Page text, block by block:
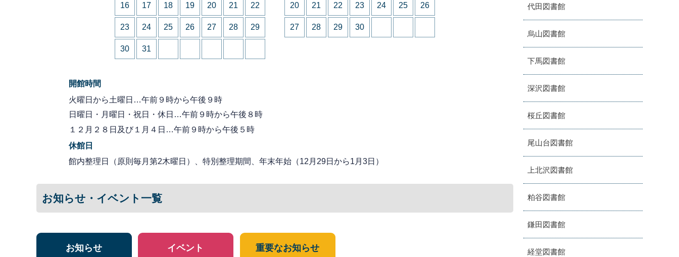
16 17 18 19 20 21 22
23 24 25 26 27 28 29
30 31
20 21 22 23 24 25 26
27 28 29 30
開館時間
火曜日から土曜日…午前９時から午後９時
日曜日・月曜日・祝日・休日…午前９時から午後８時
１２月２８日及び１月４日…午前９時から午後５時
休館日
館内整理日（原則毎月第2木曜日）、特別整理期間、年末年始（12月29日から1月3日）
お知らせ・イベント一覧
お知らせ イベント 重要なお知らせ
代田図書館
烏山図書館
下馬図書館
深沢図書館
桜丘図書館
尾山台図書館
上北沢図書館
粕谷図書館
鎌田図書館
経堂図書館